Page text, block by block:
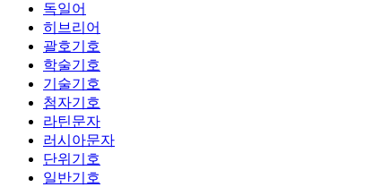
독일어
히브리어
괄호기호
학술기호
기술기호
첨자기호
라틴문자
러시아문자
단위기호
일반기호